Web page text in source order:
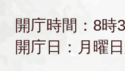
開庁時間：8時
開庁日：月曜